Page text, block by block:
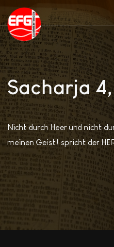
Sacharja
Nicht durch Heer und nicht
meinen Geist! spricht der